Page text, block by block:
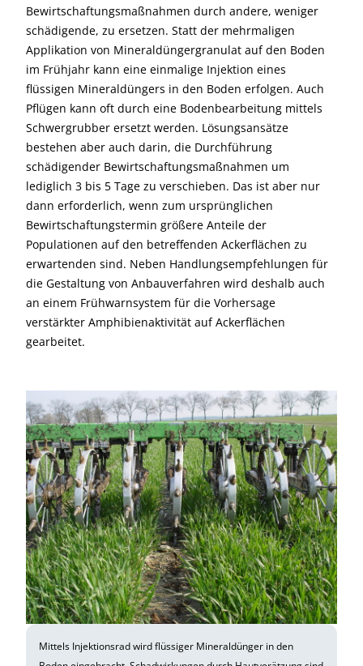
Bewirtschaftungsmaßnahmen durch andere, weniger
schädigende, zu ersetzen. Statt der mehrmaligen
Applikation von Mineraldüngergranulat auf den Boden
im Frühjahr kann eine einmalige Injektion eines
flüssigen Mineraldüngers in den Boden erfolgen. Auch
Pflügen kann oft durch eine Bodenbearbeitung mittels
Schwergrubber ersetzt werden. Lösungsansätze
bestehen aber auch darin, die Durchführung
schädigender Bewirtschaftungsmaßnahmen um
lediglich 3 bis 5 Tage zu verschieben. Das ist aber nur
dann erforderlich, wenn zum ursprünglichen
Bewirtschaftungstermin größere Anteile der
Populationen auf den betreffenden Ackerflächen zu
erwartenden sind. Neben Handlungsempfehlungen für
die Gestaltung von Anbauverfahren wird deshalb auch
an einem Frühwarnsystem für die Vorhersage
verstärkter Amphibienaktivität auf Ackerflächen
gearbeitet.
Mittels Injektionsrad wird flüssiger Mineraldünger in den